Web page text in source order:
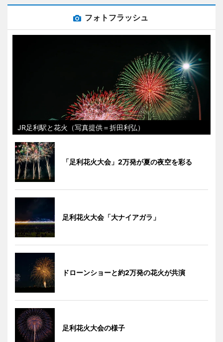
フォトフラッシュ
JR足利駅と花火（写真提供＝折田利弘）
「足利花火大会」2万発が夏の夜空を彩る
足利花火大会「大ナイアガラ」
ドローンショーと約2万発の花火が共演
足利花火大会の様子